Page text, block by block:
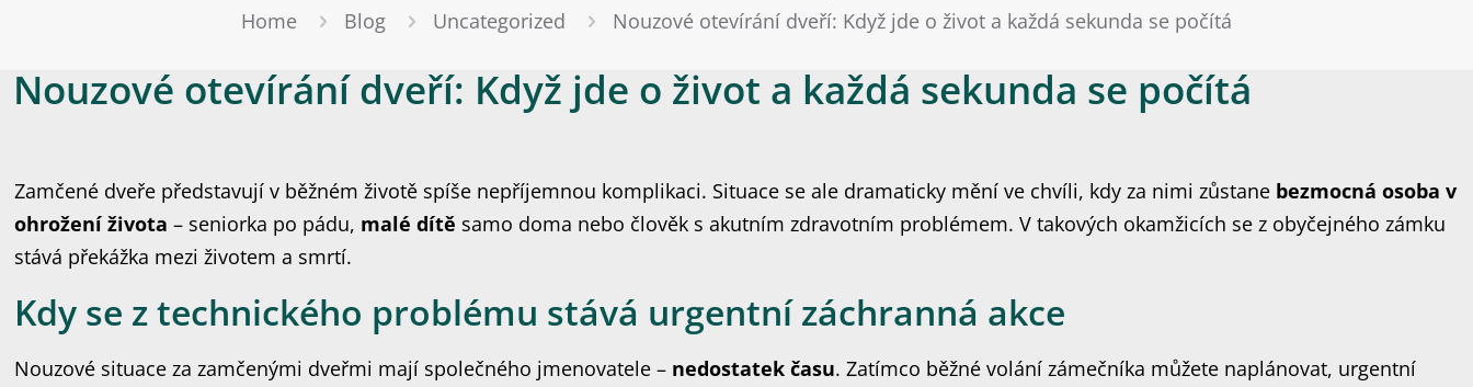
Home Blog Uncategorized Nouzové otevírání dveří: Když jde o život a každá sekunda se počítá
Nouzové otevírání dveří: Když jde o život a každá sekunda se počítá
Zamčené dveře představují v běžném životě spíše nepříjemnou komplikaci. Situace se ale dramaticky mění ve chvíli, kdy za nimi zůstane bezmocná osoba v
ohrožení života – seniorka po pádu, malé dítě samo doma nebo člověk s akutním zdravotním problémem. V takových okamžicích se z obyčejného zámku
stává překážka mezi životem a smrtí.
Kdy se z technického problému stává urgentní záchranná akce
Nouzové situace za zamčenými dveřmi mají společného jmenovatele – nedostatek času. Zatímco běžné volání zámečníka můžete naplánovat, urgentní